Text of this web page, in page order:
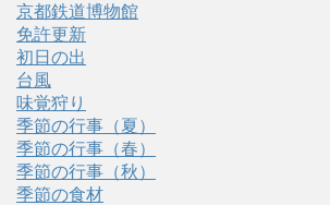
京都鉄道博物館
免許更新
初日の出
台風
味覚狩り
季節の行事（夏）
季節の行事（春）
季節の行事（秋）
季節の食材